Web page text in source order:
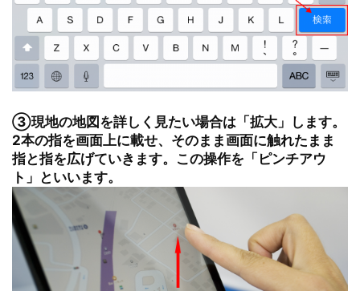
③現地の地図を詳しく見たい場合は「拡大」します。
2本の指を画面上に載せ、そのまま画面に触れたまま
指と指を広げていきます。この操作を「ピンチアウ
ト」といいます。